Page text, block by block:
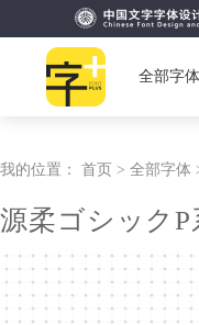
全部字体
我的位置： 首页 > 全部字体
源柔ゴシックP